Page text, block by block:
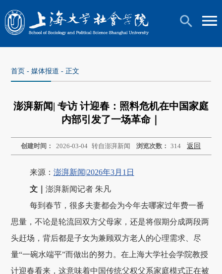
首页 -媒体报道 - 正文
澎湃新闻| 专访 计迎春：照料危机在中国家庭
内部引发了一场革命｜
创建时间：2026-03-04 转自澎湃新闻 浏览次数： 314 返回
来源： 澎湃新闻|2026年3月1日
文｜ 澎湃新闻记者 朱凡
每到春节，很多夫妻都会为今年去哪家过年费一番
思量，不论是轮流回双方父母家，还是将假期分成两段两
头赶场，背后都是子女为兼顾双方老人的心理需求、尽
量“一碗水端平”而做出的努力。在上海大学社会学院教授
计迎春看来，这意味着中国传统父权父系家庭模式正在被